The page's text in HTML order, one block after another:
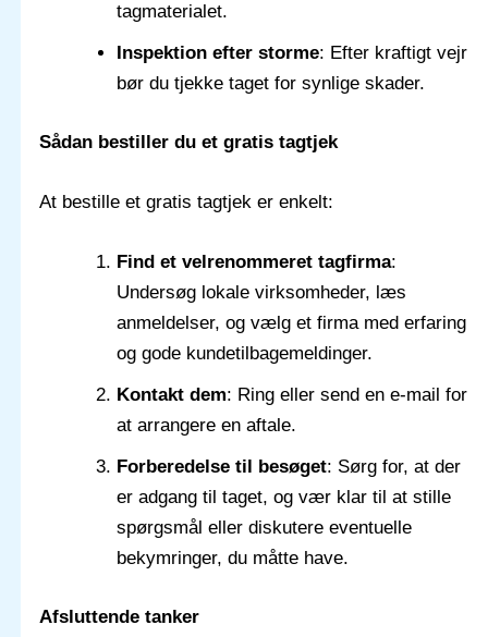
tagmaterialet.
Inspektion efter storme: Efter kraftigt vejr
bør du tjekke taget for synlige skader.
Sådan bestiller du et gratis tagtjek
At bestille et gratis tagtjek er enkelt:
Find et velrenommeret tagfirma:
Undersøg lokale virksomheder, læs
anmeldelser, og vælg et firma med erfaring
og gode kundetilbagemeldinger.
Kontakt dem: Ring eller send en e-mail for
at arrangere en aftale.
Forberedelse til besøget: Sørg for, at der
er adgang til taget, og vær klar til at stille
spørgsmål eller diskutere eventuelle
bekymringer, du måtte have.
Afsluttende tanker